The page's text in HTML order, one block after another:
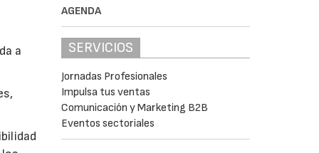
a
AGENDA
SERVICIOS
Jornadas Profesionales
Impulsa tus ventas
Comunicación y Marketing B2B
Eventos sectoriales